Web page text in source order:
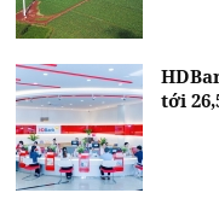
tới